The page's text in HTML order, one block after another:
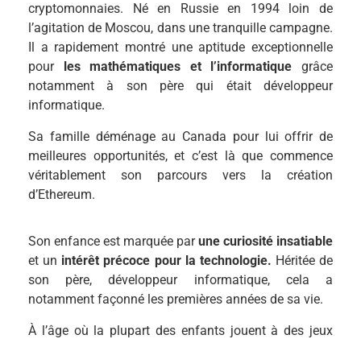
cryptomonnaies. Né en Russie en 1994 loin de
l’agitation de Moscou, dans une tranquille campagne.
Il a rapidement montré une aptitude exceptionnelle
pour
les mathématiques et l’informatique grâce
notamment à son père qui était développeur
informatique.
Sa famille déménage au Canada pour lui offrir de
meilleures opportunités, et c’est là que commence
véritablement son parcours vers la création
d’Ethereum.
Son enfance est marquée parune curiosité insatiable
et un intérêt précoce pour la technologie. Héritée de
son père, développeur informatique, cela a
notamment façonné les premières années de sa vie.
À l’âge où la plupart des enfants jouent à des jeux